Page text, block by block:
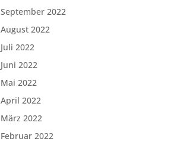
September 2022
August 2022
Juli 2022
Juni 2022
Mai 2022
April 2022
März 2022
Februar 2022